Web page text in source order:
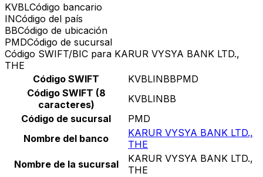
KVBLCódigo bancario
INCódigo del país
BBCódigo de ubicación
PMDCódigo de sucursal
Código SWIFT/BIC para KARUR VYSYA BANK LTD.,
THE
Código SWIFT
KVBLINBBPMD
Código SWIFT (8
caracteres)
KVBLINBB
Código de sucursal
PMD
Nombre del banco
KARUR VYSYA BANK LTD.,
THE
Nombre de la sucursal
KARUR VYSYA BANK LTD.,
THE